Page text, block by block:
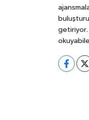
getiriyor.